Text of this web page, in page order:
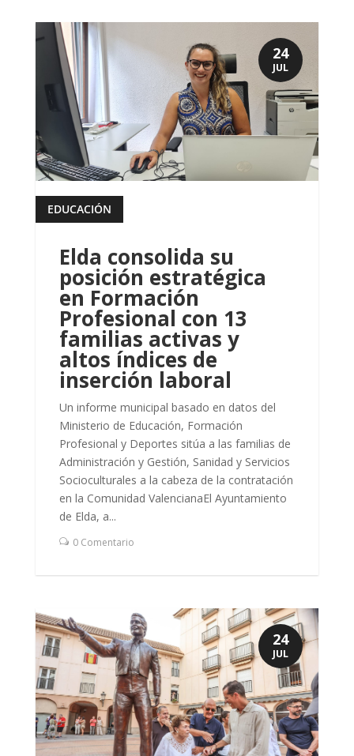
leer más
Elda consolida su
posición estratégica
en Formación
Profesional con 13
familias activas y
altos índices de
inserción laboral
EDUCACIÓN
Un informe municipal basado en datos del
Ministerio de Educación, Formación
Profesional y Deportes sitúa a las familias de
Administración y Gestión, Sanidad y Servicios
Socioculturales a la cabeza de la contratación
en la Comunidad ValencianaEl Ayuntamiento
de Elda, a...
0 Comentario
24
JUL
24
JUL